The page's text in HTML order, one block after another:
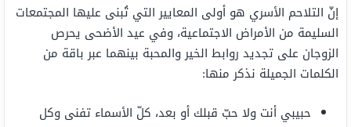
إنّ التلاحم الأسري هو أولى المعايير التي تُبنى عليها المجتمعات
السليمة من الأمراض الاجتماعية، وفي عيد الأضحى يحرص
الزوجان على تجديد روابط الخير والمحبة بينهما عبر باقة من
الكلمات الجميلة نذكر منها:
حبيبي أنت ولا حبّ قبلك أو بعد، كلّ الأسماء تفنى وكل